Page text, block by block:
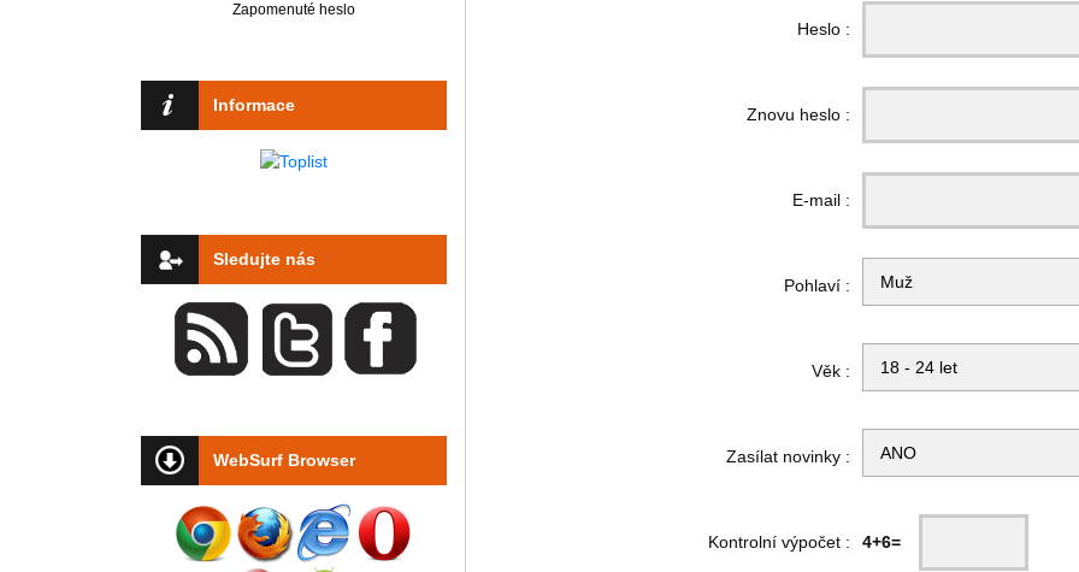
Zapomenuté heslo
Informace
Sledujte nás
WebSurf Browser
Heslo :
Znovu heslo :
E-mail :
Pohlaví :
Věk :
Zasílat novinky :
Kontrolní výpočet : 4+6=